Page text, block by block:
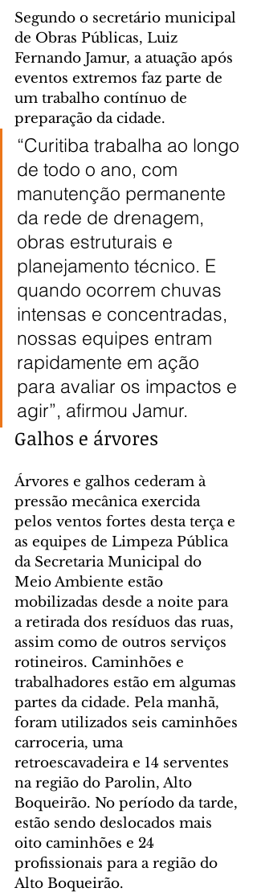
Segundo o secretário municipal
de Obras Públicas, Luiz
Fernando Jamur, a atuação após
eventos extremos faz parte de
um trabalho contínuo de
preparação da cidade.
“Curitiba trabalha ao longo
de todo o ano, com
manutenção permanente
da rede de drenagem,
obras estruturais e
planejamento técnico. E
quando ocorrem chuvas
intensas e concentradas,
nossas equipes entram
rapidamente em ação
para avaliar os impactos e
agir”, afirmou Jamur.
Galhos e árvores
Árvores e galhos cederam à
pressão mecânica exercida
pelos ventos fortes desta terça e
as equipes de Limpeza Pública
da Secretaria Municipal do
Meio Ambiente estão
mobilizadas desde a noite para
a retirada dos resíduos das ruas,
assim como de outros serviços
rotineiros. Caminhões e
trabalhadores estão em algumas
partes da cidade. Pela manhã,
foram utilizados seis caminhões
carroceria, uma
retroescavadeira e 14 serventes
na região do Parolin, Alto
Boqueirão. No período da tarde,
estão sendo deslocados mais
oito caminhões e 24
profissionais para a região do
Alto Boqueirão.